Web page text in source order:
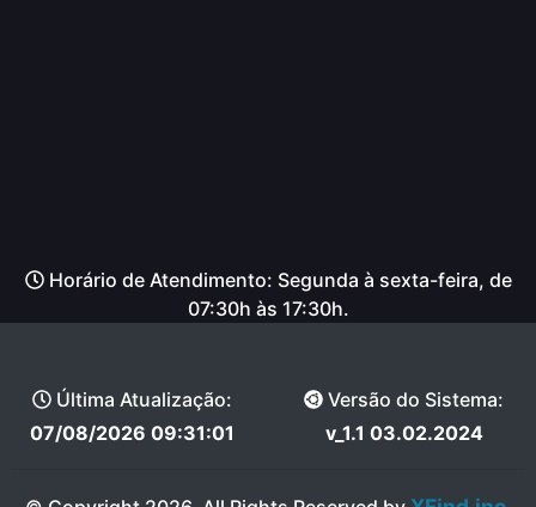
Horário de Atendimento: Segunda à sexta-feira, de
07:30h às 17:30h.
Última Atualização:
07/08/2026 09:31:01
Versão do Sistema:
v_1.1 03.02.2024